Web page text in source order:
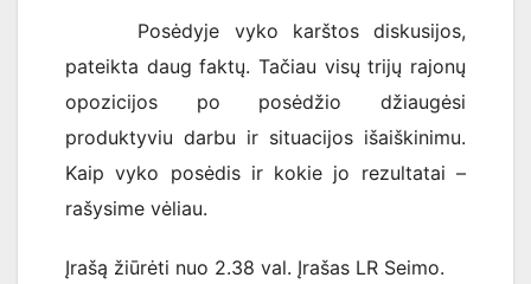
Posėdyje vyko karštos diskusijos,
pateikta daug faktų. Tačiau visų trijų rajonų
opozicijos po posėdžio džiaugėsi
produktyviu darbu ir situacijos išaiškinimu.
Kaip vyko posėdis ir kokie jo rezultatai –
rašysime vėliau.
Įrašą žiūrėti nuo 2.38 val. Įrašas LR Seimo.